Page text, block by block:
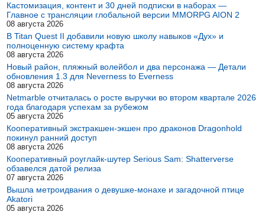
Кастомизация, контент и 30 дней подписки в наборах —
Главное с трансляции глобальной версии MMORPG AION 2
08 августа 2026
В Titan Quest II добавили новую школу навыков «Дух» и
полноценную систему крафта
08 августа 2026
Новый район, пляжный волейбол и два персонажа — Детали
обновления 1.3 для Neverness to Everness
08 августа 2026
Netmarble отчиталась о росте выручки во втором квартале 2026
года благодаря успехам за рубежом
05 августа 2026
Кооперативный экстракшен-экшен про драконов Dragonhold
покинул ранний доступ
08 августа 2026
Кооперативный роуглайк-шутер Serious Sam: Shatterverse
обзавелся датой релиза
07 августа 2026
Вышла метроидвания о девушке-монахе и загадочной птице
Akatori
05 августа 2026